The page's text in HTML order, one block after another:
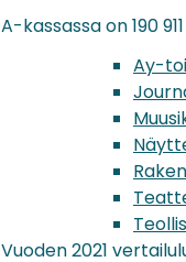
A-kassassa on 190
Ay-
Vuoden 2021